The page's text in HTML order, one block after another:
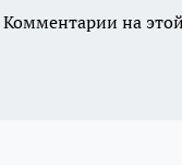
Комментарии на